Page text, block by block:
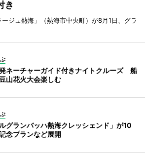
き
ジュ熱海」（熱海市中央町）が8月1日、グラ
ネーチャーガイド付きナイトクルーズ 船
山花火大会楽しむ
ルグランバッハ熱海クレッシェンド」が10
念プランなど展開